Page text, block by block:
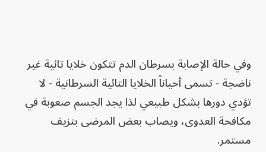
وفي حالة الإصابة بسرطان الدم تتكون خلايا تائية غير
ناضجة - تسمى أحياناً الخلايا التائية السرطانية - لا
تؤدي دورها بشكل طبيعي لذا يجد الجسم صعوبة في
مكافحة العدوى، ويصاب بعض المرضى بنزيف
مستمر.